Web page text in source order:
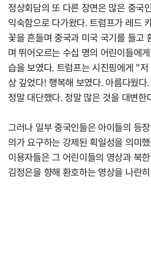
정상회담의 또 다른 장면은 많은 중국
익숙함으로 다가왔다. 트럼프가 레드
꽃을 흔들며 중국과 미국 국기를 들고
며 뛰어오르는 수십 명의 어린이들에
습을 보였다. 트럼프는 시진핑에게 "
상 깊었다! 행복해 보였다. 아름다웠
정말 대단했다. 정말 많은 것을 대변한
그러나 일부 중국인들은 아이들의 등
의가 요구하는 강제된 획일성을 의미
이용자들은 그 어린이들의 영상과 북
김정은을 향해 환호하는 영상을 나란